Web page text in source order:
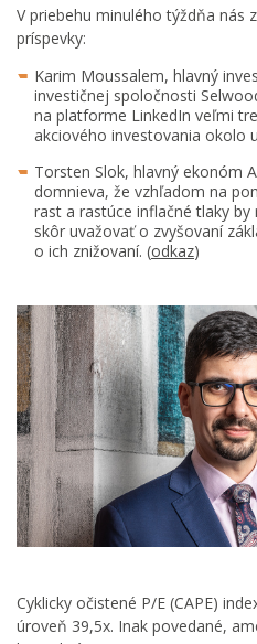
V priebehu minulého týždňa nás
príspevky:
Karim Moussalem, hlavný
investičnej spoločnosti
na platforme LinkedIn veľmi
akciového investovania okolo
Torsten Slok, hlavný ekonóm
domnieva, že vzhľadom na
rast a rastúce inflačné tlaky
skôr uvažovať o zvyšovaní
o ich znižovaní. (odkaz)
Cyklicky očistené P/E (CAPE)
úroveň 39,5x. Inak povedané,